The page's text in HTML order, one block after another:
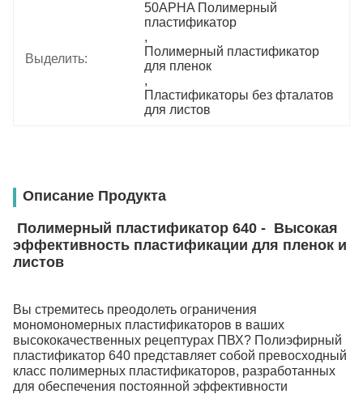
Выделить:
50APHA Полимерный
пластификатор
,
Полимерный пластификатор
для пленок
,
Пластификаторы без фталатов
для листов
Описание Продукта
Полимерный пластификатор 640 - Высокая
эффективность пластификации для пленок и
листов
Вы стремитесь преодолеть ограничения
мономономерных пластификаторов в ваших
высококачественных рецептурах ПВХ? Полиэфирный
пластификатор 640 представляет собой превосходный
класс полимерных пластификаторов, разработанных
для обеспечения постоянной эффективности